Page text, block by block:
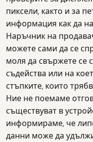
пиксели, както и за
информация как да
Наръчник на
можете сами да се
моля да свържете се
съдейства или на
стъпките, които
Ние не поемаме
съществуват в
информираме, че
данни може да